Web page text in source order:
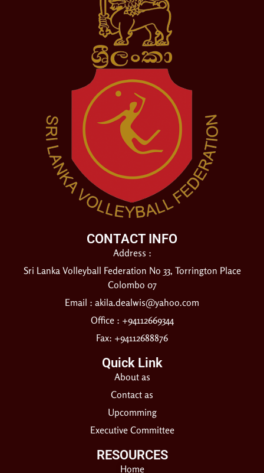
CONTACT INFO
Address :
Sri Lanka Volleyball Federation No 33, Torrington Place
Colombo 07
Email : akila.dealwis@yahoo.com
Office : +94112669344
Fax: +94112688876
Quick Link
About as
Contact as
Upcomming
Executive Committee
RESOURCES​
Home